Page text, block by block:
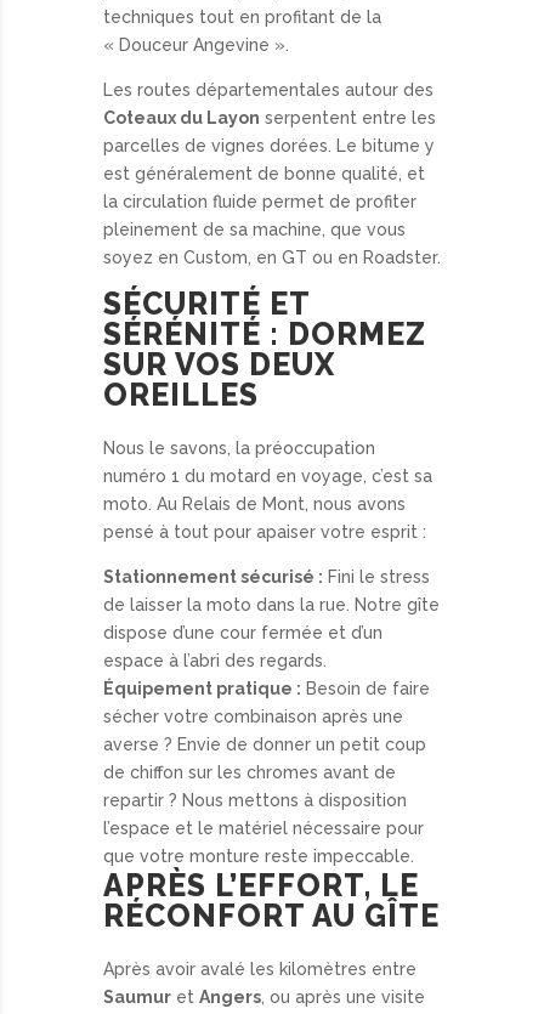
techniques tout en profitant de la
« Douceur Angevine ».
Les routes départementales autour des
Coteaux du Layon serpentent entre les
parcelles de vignes dorées. Le bitume y
est généralement de bonne qualité, et
la circulation fluide permet de profiter
pleinement de sa machine, que vous
soyez en Custom, en GT ou en Roadster.
SÉCURITÉ ET
SÉRÉNITÉ : DORMEZ
SUR VOS DEUX
OREILLES
Nous le savons, la préoccupation
numéro 1 du motard en voyage, c’est sa
moto. Au Relais de Mont, nous avons
pensé à tout pour apaiser votre esprit :
Stationnement sécurisé : Fini le stress
de laisser la moto dans la rue. Notre gîte
dispose d’une cour fermée et d’un
espace à l’abri des regards.
Équipement pratique : Besoin de faire
sécher votre combinaison après une
averse ? Envie de donner un petit coup
de chiffon sur les chromes avant de
repartir ? Nous mettons à disposition
l’espace et le matériel nécessaire pour
que votre monture reste impeccable.
APRÈS L’EFFORT, LE
RÉCONFORT AU GÎTE
Après avoir avalé les kilomètres entre
Saumuret Angers, ou après une visite